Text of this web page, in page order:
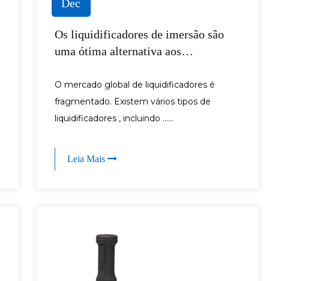
Dec
Os liquidificadores de imersão são
uma ótima alternativa aos
O mercado global de liquidificadores é
fragmentado. Existem vários tipos de
liquidificadores , incluindo ......
Leia Mais